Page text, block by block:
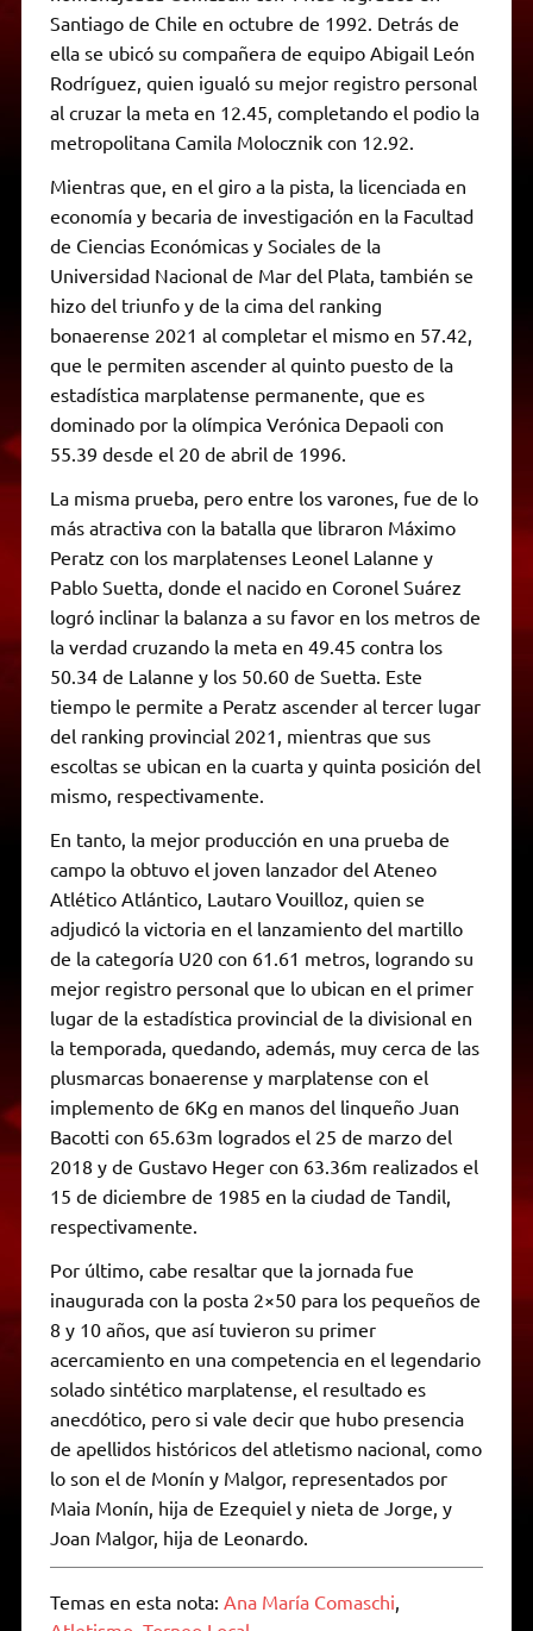
Santiago de Chile en octubre de 1992. Detrás de
ella se ubicó su compañera de equipo Abigail León
Rodríguez, quien igualó su mejor registro personal
al cruzar la meta en 12.45, completando el podio la
metropolitana Camila Molocznik con 12.92.
Mientras que, en el giro a la pista, la licenciada en
economía y becaria de investigación en la Facultad
de Ciencias Económicas y Sociales de la
Universidad Nacional de Mar del Plata, también se
hizo del triunfo y de la cima del ranking
bonaerense 2021 al completar el mismo en 57.42,
que le permiten ascender al quinto puesto de la
estadística marplatense permanente, que es
dominado por la olímpica Verónica Depaoli con
55.39 desde el 20 de abril de 1996.
La misma prueba, pero entre los varones, fue de lo
más atractiva con la batalla que libraron Máximo
Peratz con los marplatenses Leonel Lalanne y
Pablo Suetta, donde el nacido en Coronel Suárez
logró inclinar la balanza a su favor en los metros de
la verdad cruzando la meta en 49.45 contra los
50.34 de Lalanne y los 50.60 de Suetta. Este
tiempo le permite a Peratz ascender al tercer lugar
del ranking provincial 2021, mientras que sus
escoltas se ubican en la cuarta y quinta posición del
mismo, respectivamente.
En tanto, la mejor producción en una prueba de
campo la obtuvo el joven lanzador del Ateneo
Atlético Atlántico, Lautaro Vouilloz, quien se
adjudicó la victoria en el lanzamiento del martillo
de la categoría U20 con 61.61 metros, logrando su
mejor registro personal que lo ubican en el primer
lugar de la estadística provincial de la divisional en
la temporada, quedando, además, muy cerca de las
plusmarcas bonaerense y marplatense con el
implemento de 6Kg en manos del linqueño Juan
Bacotti con 65.63m logrados el 25 de marzo del
2018 y de Gustavo Heger con 63.36m realizados el
15 de diciembre de 1985 en la ciudad de Tandil,
respectivamente.
Por último, cabe resaltar que la jornada fue
inaugurada con la posta 2×50 para los pequeños de
8 y 10 años, que así tuvieron su primer
acercamiento en una competencia en el legendario
solado sintético marplatense, el resultado es
anecdótico, pero si vale decir que hubo presencia
de apellidos históricos del atletismo nacional, como
lo son el de Monín y Malgor, representados por
Maia Monín, hija de Ezequiel y nieta de Jorge, y
Joan Malgor, hija de Leonardo.
Temas en esta nota: Ana María Comaschi